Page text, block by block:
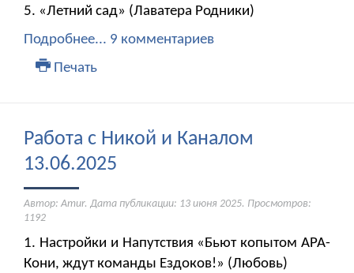
5. «Летний сад» (Лаватера Родники)
Подробнее... 9 комментариев
Печать
Работа с Никой и Каналом
13.06.2025
Автор: Amur. Дата публикации: 13 июня 2025. Просмотров:
1192
1. Настройки и Напутствия «Бьют копытом АРА-
Кони, ждут команды Ездоков!» (Любовь)